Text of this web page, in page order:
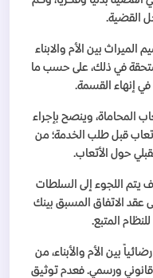
القضية.
بين الأم والابناء
في ذلك، على حسب ما
إنهاء القسمة.
المحاماة، وينصح بإجراء
قبل طلب الخدمة؛ من
حول الأتعاب.
يتم اللجوء إلى السلطات
عقد الاتفاق المسبق بينك
المتبع.
بين الأم والأبناء، من
ورسمي. فعدم توثيق